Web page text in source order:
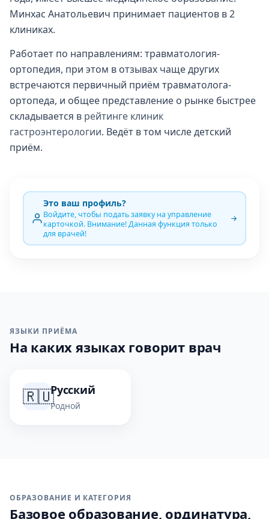
Минхас Анатольевич принимает пациентов в 2
клиниках.
Работает по направлениям: травматология-
ортопедия, при этом в отзывах чаще других
встречаются первичный приём травматолога-
ортопеда, и общее представление о рынке быстрее
складывается в рейтинге клиник
гастроэнтерологии. Ведёт в том числе детский
приём.
Это ваш профиль?
Войдите, чтобы подать заявку на управление
карточкой. Внимание! Данная функция только
для врачей!
ЯЗЫКИ ПРИЁМА
На каких языках говорит врач
🇷🇺Русский
Родной
ОБРАЗОВАНИЕ И КАТЕГОРИЯ
Базовое образование, ординатура,